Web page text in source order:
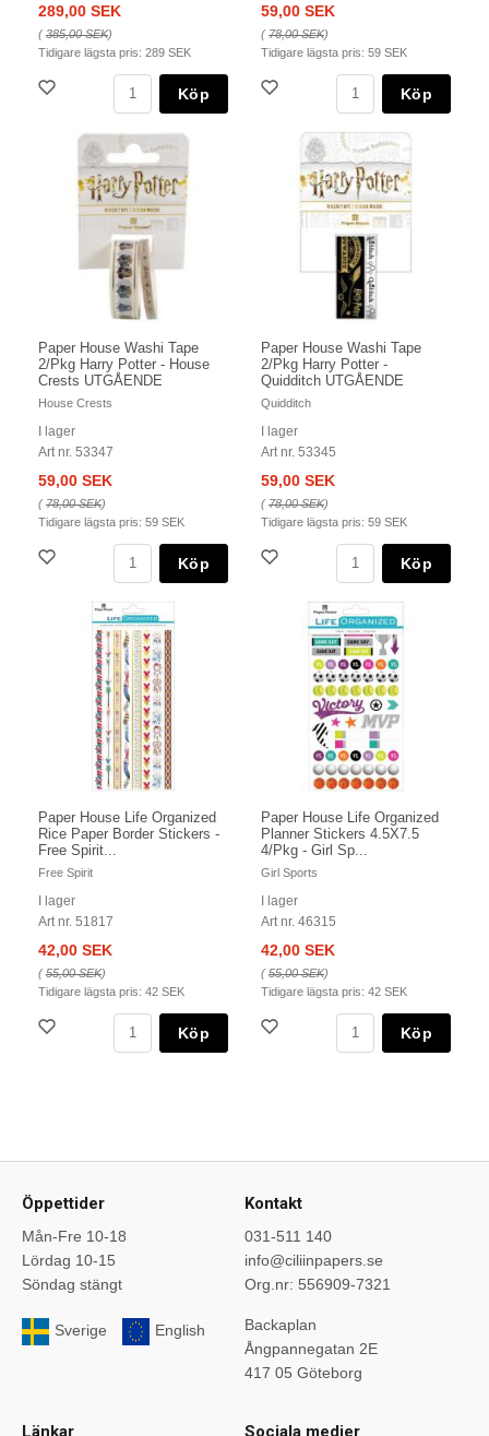
289,00 SEK
(385,00 SEK)
Tidigare lägsta pris: 289 SEK
Köp
59,00 SEK
(78,00 SEK)
Tidigare lägsta pris: 59 SEK
Köp
Paper House Washi Tape
2/Pkg Harry Potter - House
Crests UTGÅENDE
House Crests
I lager
Art nr. 53347
59,00 SEK
(78,00 SEK)
Tidigare lägsta pris: 59 SEK
Köp
Paper House Washi Tape
2/Pkg Harry Potter -
Quidditch UTGÅENDE
Quidditch
I lager
Art nr. 53345
59,00 SEK
(78,00 SEK)
Tidigare lägsta pris: 59 SEK
Köp
Paper House Life Organized
Rice Paper Border Stickers -
Free Spirit...
Free Spirit
I lager
Art nr. 51817
42,00 SEK
(55,00 SEK)
Tidigare lägsta pris: 42 SEK
Köp
Paper House Life Organized
Planner Stickers 4.5X7.5
4/Pkg - Girl Sp...
Girl Sports
I lager
Art nr. 46315
42,00 SEK
(55,00 SEK)
Tidigare lägsta pris: 42 SEK
Köp
Öppettider
Mån-Fre 10-18
Lördag 10-15
Söndag stängt
Sverige English
Kontakt
031-511 140
info@ciliinpapers.se
Org.nr: 556909-7321
Backaplan
Ångpannegatan 2E
417 05 Göteborg
Länkar Sociala medier